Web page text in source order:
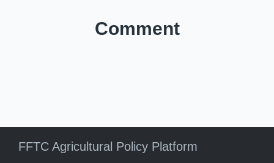
Comment
FFTC Agricultural Policy Platform